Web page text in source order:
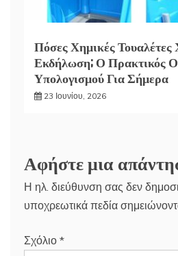
Πόσες Χημικές Τουαλέτες
Εκδήλωση; Ο Πρακτικός
Υπολογισμού Για Σήμερα
23 Ιουνίου, 2026
Αφήστε μια
Η ηλ. διεύθυνση σας δεν
υποχρεωτικά πεδία
Σχόλιο *